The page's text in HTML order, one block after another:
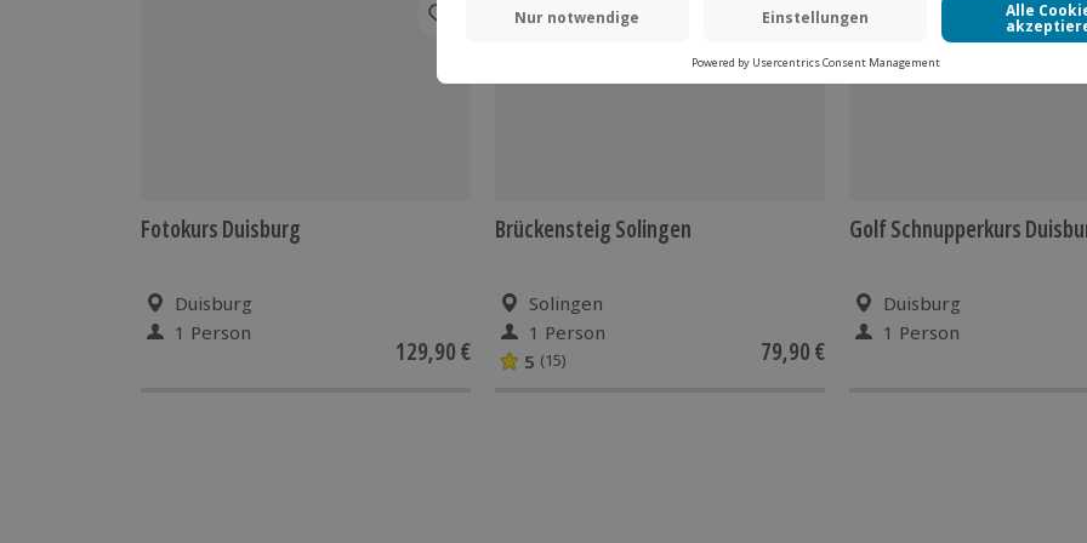
Fotokurs Duisburg
Duisburg
1 Person
129,90 €
Brückensteig Solingen
Solingen
1 Person
5 (15) 79,90 €
Golf Schnupperkurs
Duisburg
1 Person